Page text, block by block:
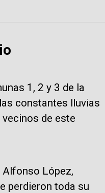
1, 2 y 3 de la
constantes lluvias
de este
Alfonso López,
perdieron toda su